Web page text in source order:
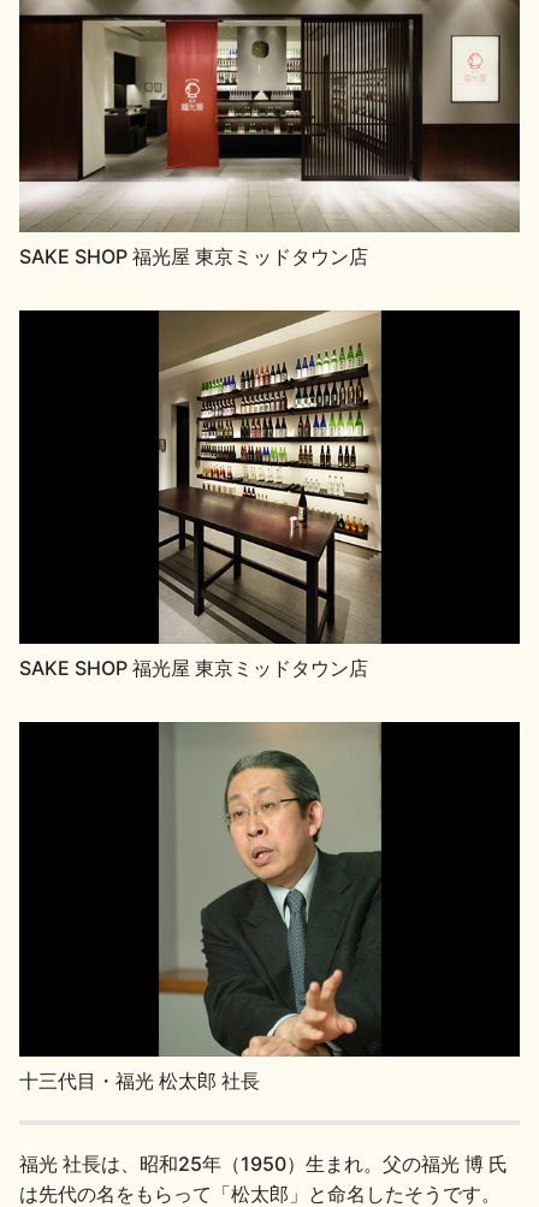
イベント情報
地酒蔵元会利酒会
美味しい地酒の選び方
SAKE SHOP 福光屋 東京ミッドタウン店
SAKE SHOP 福光屋 東京ミッドタウン店
十三代目・福光 松太郎 社長
福光 社長は、昭和25年（1950）生まれ。父の福光 博 氏
は先代の名をもらって「松太郎」と命名したそうです。